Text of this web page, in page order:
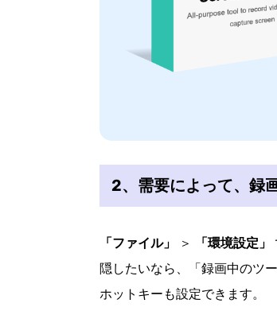
2、需要によって、録
「ファイル」 ＞ 「環境設定」
隠したいなら、「録画中のツ
ホットキーも設定できます。